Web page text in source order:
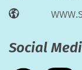
Social